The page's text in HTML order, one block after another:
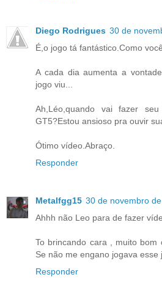
Diego Rodrigues 30 de
É,o jogo tá fantástico.Como
A cada dia aumenta a
jogo viu...
Ah,Léo,quando vai fazer
GT5?Estou ansioso pra ouvir
Ótimo vídeo.Abraço.
Responder
Metalfgg15 30 de novembro
Ahhh não Leo para de fazer
To brincando cara , muito
Se não me engano jogava esse
Responder